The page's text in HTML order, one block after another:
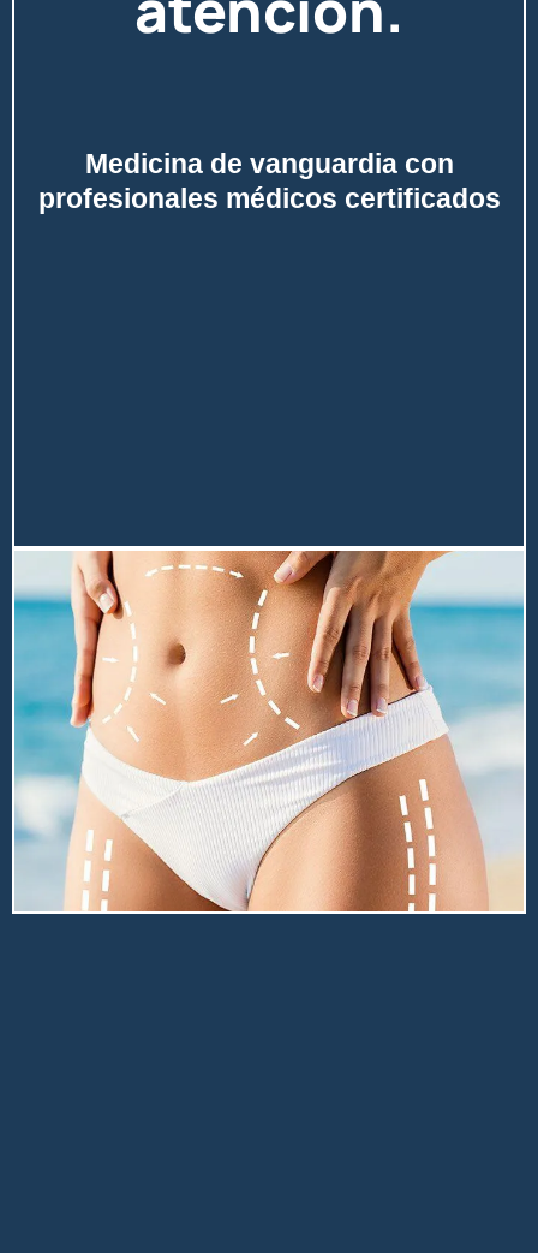
Medicina de vanguardia con
profesionales médicos certificados